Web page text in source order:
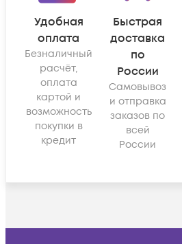
Удобная
оплата
Безналичный
расчёт,
оплата
картой и
возможность
покупки в
кредит
Быстрая
доставка
по
России
Самовывоз
и отправка
заказов по
всей
России